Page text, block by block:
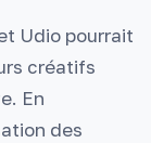
Udio pourrait
créatifs
En
des